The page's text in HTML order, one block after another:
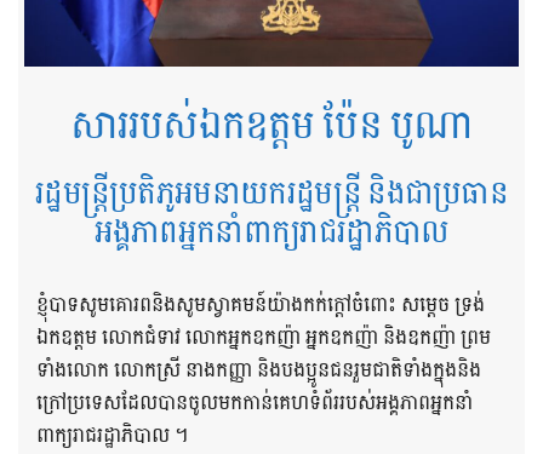
សាររបស់ឯកឧត្តម ប៉ែន បូណា
រដ្ឋមន្ត្រីប្រតិភូអមនាយករដ្ឋមន្ត្រី និងជាប្រធាន
អង្គភាពអ្នកនាំពាក្យរាជរដ្ឋាភិបាល
ខ្ញុំបាទសូមគោរពនិងសូមស្វាគមន៍យ៉ាងកក់ក្តៅចំពោះ សម្តេច ទ្រង់
ឯកឧត្តម លោកជំទាវ លោកអ្នកឧកញ៉ា អ្នកឧកញ៉ា និងឧកញ៉ា ព្រម
ទាំងលោក លោកស្រី នាងកញ្ញា និងបងប្អូនជនរួមជាតិទាំងក្នុងនិង
ក្រៅប្រទេសដែលបានចូលមកកាន់គេហទំព័ររបស់អង្គភាពអ្នកនាំ
ពាក្យរាជរដ្ឋាភិបាល ។